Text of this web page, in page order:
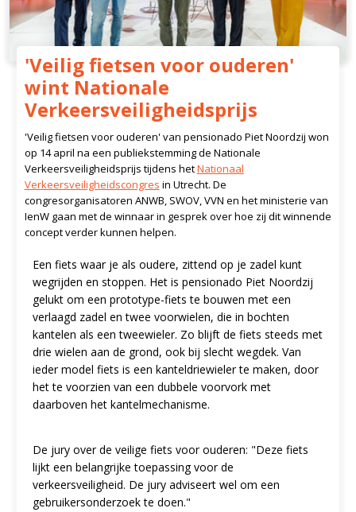
'Veilig fietsen voor ouderen'
wint Nationale
Verkeersveiligheidsprijs
'Veilig fietsen voor ouderen' van pensionado Piet Noordzij won
op 14 april na een publiekstemming de Nationale
Verkeersveiligheidsprijs tijdens hetNationaal
Verkeersveiligheidscongres in Utrecht. De
congresorganisatoren ANWB, SWOV, VVN en het ministerie van
IenW gaan met de winnaar in gesprek over hoe zij dit winnende
concept verder kunnen helpen.
Een fiets waar je als oudere, zittend op je zadel kunt
wegrijden en stoppen. Het is pensionado Piet Noordzij
gelukt om een prototype-fiets te bouwen met een
verlaagd zadel en twee voorwielen, die in bochten
kantelen als een tweewieler. Zo blijft de fiets steeds met
drie wielen aan de grond, ook bij slecht wegdek. Van
ieder model fiets is een kanteldriewieler te maken, door
het te voorzien van een dubbele voorvork met
daarboven het kantelmechanisme.
De jury over de veilige fiets voor ouderen: "Deze fiets
lijkt een belangrijke toepassing voor de
verkeersveiligheid. De jury adviseert wel om een
gebruikersonderzoek te doen."